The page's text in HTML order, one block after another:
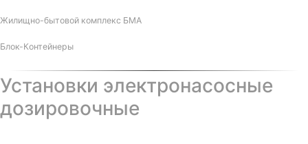
Жилищно-бытовой комплекс БМА
Блок-Контейнеры
Установки электронасосные
дозировочные